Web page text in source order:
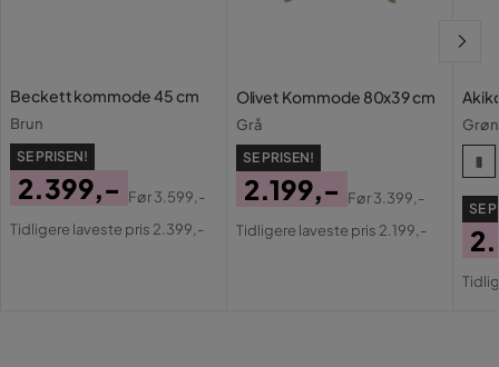
Beckett kommode 45 cm
Brun
SE PRISEN!
Pris
2.399,-
Original
Før3.599,-
Tidligere laveste pris 2.399,-
Olivet Kommode 80x39 cm
Grå
SE PRISEN!
Pris
2.199,-
Original
Før3.399,-
Tidligere laveste pris 2.199,-
Grøn
SE